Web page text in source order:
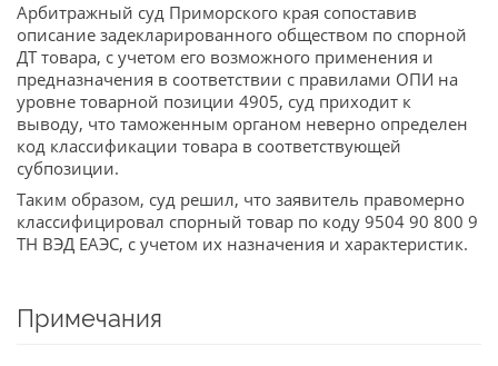
Арбитражный суд Приморского края сопоставив
описание задекларированного обществом по спорной
ДТ товара, с учетом его возможного применения и
предназначения в соответствии с правилами ОПИ на
уровне товарной позиции 4905, суд приходит к
выводу, что таможенным органом неверно определен
код классификации товара в соответствующей
субпозиции.
Таким образом, суд решил, что заявитель правомерно
классифицировал спорный товар по коду 9504 90 800 9
ТН ВЭД ЕАЭС, с учетом их назначения и характеристик.
Примечания